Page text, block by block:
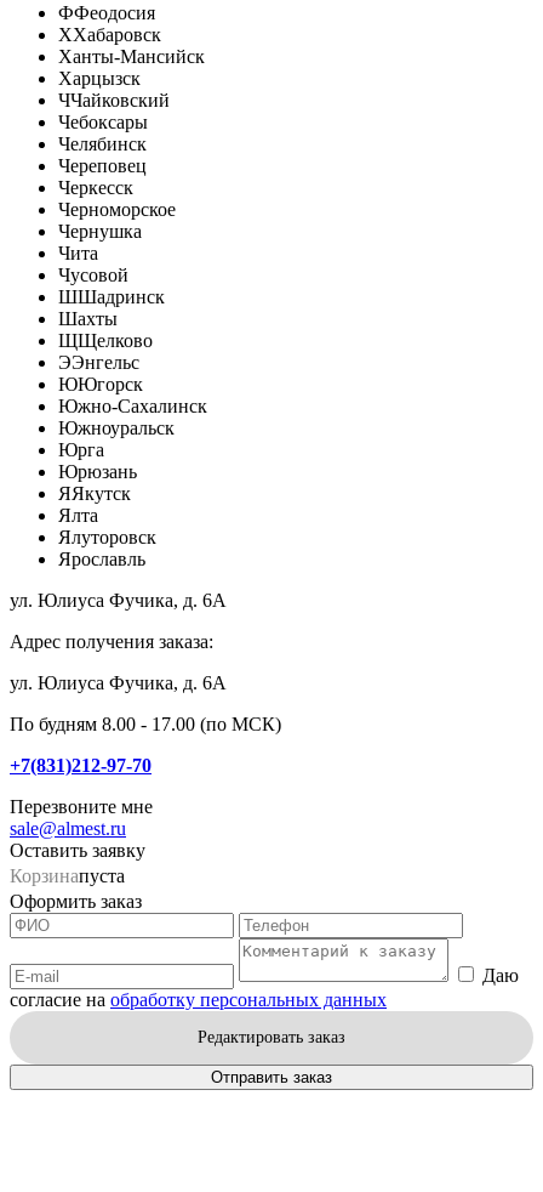
ФФеодосия
ХХабаровск
Ханты-Мансийск
Харцызск
ЧЧайковский
Чебоксары
Челябинск
Череповец
Черкесск
Черноморское
Чернушка
Чита
Чусовой
ШШадринск
Шахты
ЩЩелково
ЭЭнгельс
ЮЮгорск
Южно-Сахалинск
Южноуральск
Юрга
Юрюзань
ЯЯкутск
Ялта
Ялуторовск
Ярославль
ул. Юлиуса Фучика, д. 6А
Адрес получения заказа:
ул. Юлиуса Фучика, д. 6А
По будням 8.00 - 17.00 (по МСК)
+7(831)212-97-70
Перезвоните мне
sale@almest.ru
Оставить заявку
Корзинапуста
Оформить заказ
Даю
согласие на обработку персональных данных
Редактировать заказ
Отправить заказ